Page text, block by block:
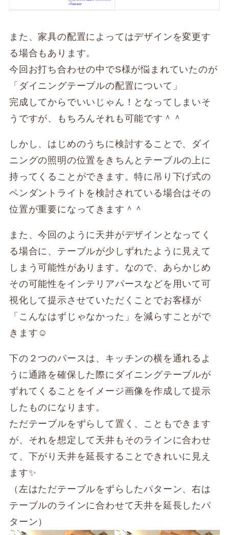
また、家具の配置によってはデザインを変更す
る場合もあります。
今回お打ち合わせの中でS様が悩まれていたのが
「ダイニングテーブルの配置について」
完成してからでいいじゃん！となってしまいそ
うですが、もちろんそれも可能です＾＾
しかし、はじめのうちに検討することで、ダイ
ニングの照明の位置をきちんとテーブルの上に
持ってくることができます。特に吊り下げ式の
ペンダントライトを検討されている場合はその
位置が重要になってきます＾＾
また、今回のように天井がデザインとなってく
る場合に、テーブルが少しずれたように見えて
しまう可能性があります。なので、あらかじめ
その可能性をインテリアパースなどを用いて可
視化して提示させていただくことでお客様が
「こんなはずじゃなかった」を減らすことがで
きます☺
下の２つのパースは、キッチンの横を通れるよ
うに通路を確保した際にダイニングテーブルが
ずれてくることをイメージ画像を作成して提示
したものになります。
ただテーブルをずらして置く、こともできます
が、それを想定して天井もそのラインに合わせ
て、下がり天井を延長することできれいに見え
ます✨
（左はただテーブルをずらしたパターン、右は
テーブルのラインに合わせて天井を延長したパ
ターン）